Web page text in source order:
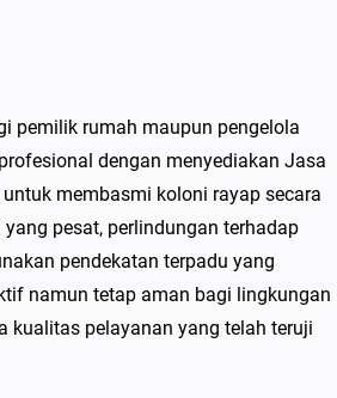
pemilik rumah maupun pengelola
dengan menyediakan Jasa
membasmi koloni rayap secara
pesat, perlindungan terhadap
pendekatan terpadu yang
namun tetap aman bagi lingkungan
kualitas pelayanan yang telah teruji